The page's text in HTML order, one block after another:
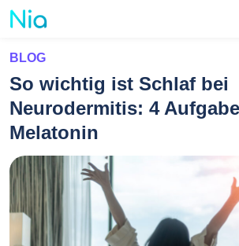
BLOG
So wichtig ist Schlaf bei
Neurodermitis: 4
Melatonin